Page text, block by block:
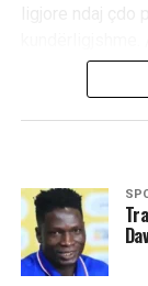
Vlera e
Më pas,
rrjedhat e
evidencuar
shfaqura
teknikave letrare.